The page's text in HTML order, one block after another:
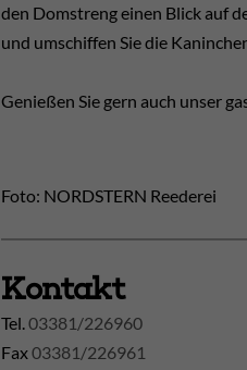
den Domstreng einen Blick auf
und umschiffen Sie die
Genießen Sie gern auch unser
Foto: NORDSTERN Reederei
Kontakt
Tel.03381/226960
Fax03381/226961